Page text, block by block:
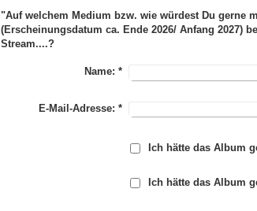
"Auf welchem Medium bzw. wie würdest Du gerne
(Erscheinungsdatum ca. Ende 2026/ Anfang 2027)
Stream....?
Name: *
E-Mail-Adresse: *
Ich hätte das Album
Ich hätte das Album